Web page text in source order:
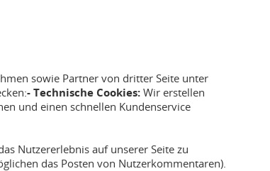
Produkt & Partner
Tipps & Hinweise
sowie Partner von dritter Seite unter
- Technische Cookies: Wir erstellen
und einen schnellen Kundenservice
Nutzererlebnis auf unserer Seite zu
das Posten von Nutzerkommentaren).